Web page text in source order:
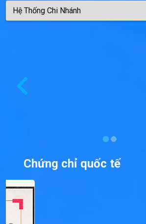
Chứng chỉ quốc tế